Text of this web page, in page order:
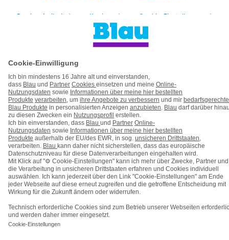
Barrierefreiheit Karriere Cookie-Einstellungen
Kooperations- & Werbepartner Vertrag widerrufen
Nach oben
© Telefónica Germany GmbH & Co. OHG